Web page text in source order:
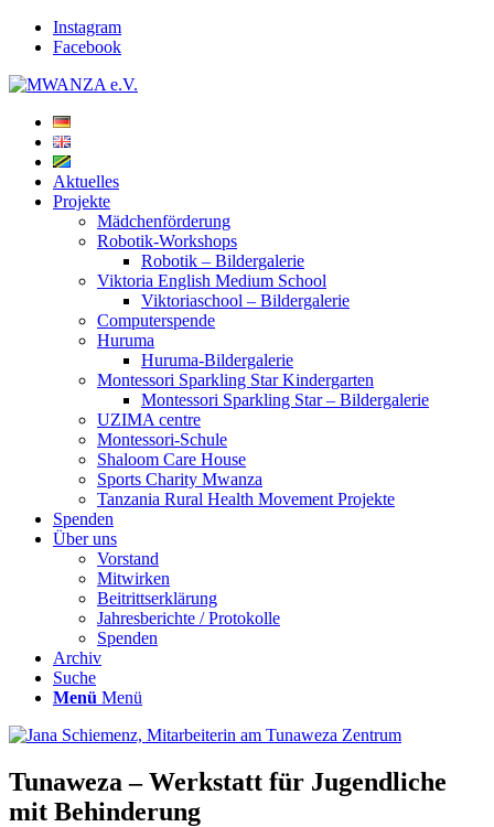
Instagram
Facebook
Aktuelles
Projekte
Mädchenförderung
Robotik-Workshops
Robotik – Bildergalerie
Viktoria English Medium School
Viktoriaschool – Bildergalerie
Computerspende
Huruma
Huruma-Bildergalerie
Montessori Sparkling Star Kindergarten
Montessori Sparkling Star – Bildergalerie
UZIMA centre
Montessori-Schule
Shaloom Care House
Sports Charity Mwanza
Tanzania Rural Health Movement Projekte
Spenden
Über uns
Vorstand
Mitwirken
Beitrittserklärung
Jahresberichte / Protokolle
Spenden
Archiv
Suche
Menü Menü
Tunaweza – Werkstatt für Jugendliche
mit Behinderung